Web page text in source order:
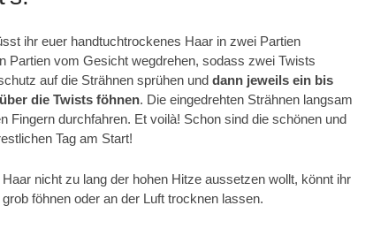
ihr euer handtuchtrockenes Haar in zwei Partien
Partien vom Gesicht wegdrehen, sodass zwei Twists
auf die Strähnen sprühen und dann jeweils ein bis
die Twists föhnen. Die eingedrehten Strähnen langsam
Fingern durchfahren. Et voilà! Schon sind die schönen und
Tag am Start!
nicht zu lang der hohen Hitze aussetzen wollt, könnt ihr
föhnen oder an der Luft trocknen lassen.